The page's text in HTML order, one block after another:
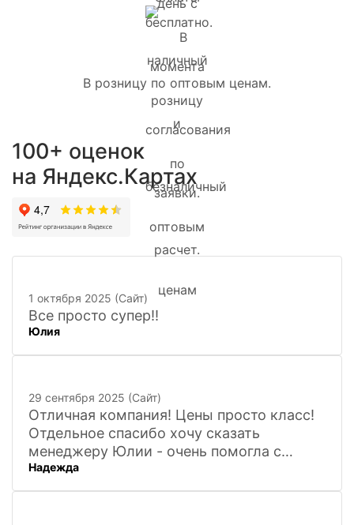
В розницу по оптовым ценам.
100+ оценок
на Яндекс.Картах
1 октября 2025 (Сайт)
Все просто супер!!
Юлия
29 сентября 2025 (Сайт)
Отличная компания! Цены просто класс!
Отдельное спасибо хочу сказать
менеджеру Юлии - очень помогла с
покупкой и доставкой сувенирных
фигурок! Буду ждать новинок и покупать
Надежда